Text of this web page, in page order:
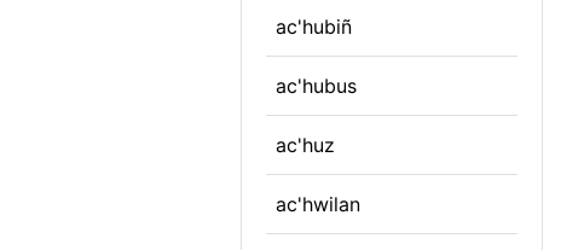
ac'hubiñ
ac'hubus
ac'huz
ac'hwilan